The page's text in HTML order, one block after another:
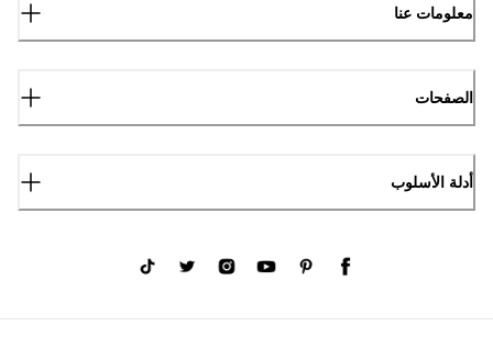
معلومات عنا
الصفحات
أدلة الأسلوب